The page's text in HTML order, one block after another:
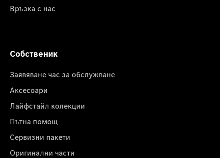
Връзка с нас
Собственик
Заявяване час за обслужване
Аксесоари
Лайфстайл колекции
Пътна помощ
Сервизни пакети
Оригинални части